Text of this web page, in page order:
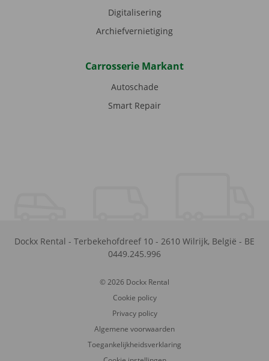
Digitalisering
Archiefvernietiging
Carrosserie Markant
Autoschade
Smart Repair
Dockx Rental - Terbekehofdreef 10 - 2610 Wilrijk, België - BE
0449.245.996
© 2026 Dockx Rental
Cookie policy
Privacy policy
Algemene voorwaarden
Toegankelijkheidsverklaring